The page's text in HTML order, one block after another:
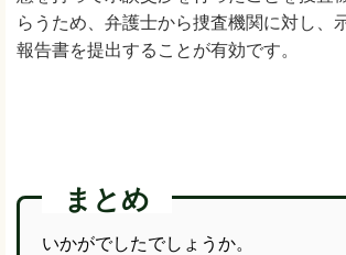
らうため、弁護士から捜査機関に対し、
報告書を提出することが有効です。
まとめ
いかがでしたでしょうか。